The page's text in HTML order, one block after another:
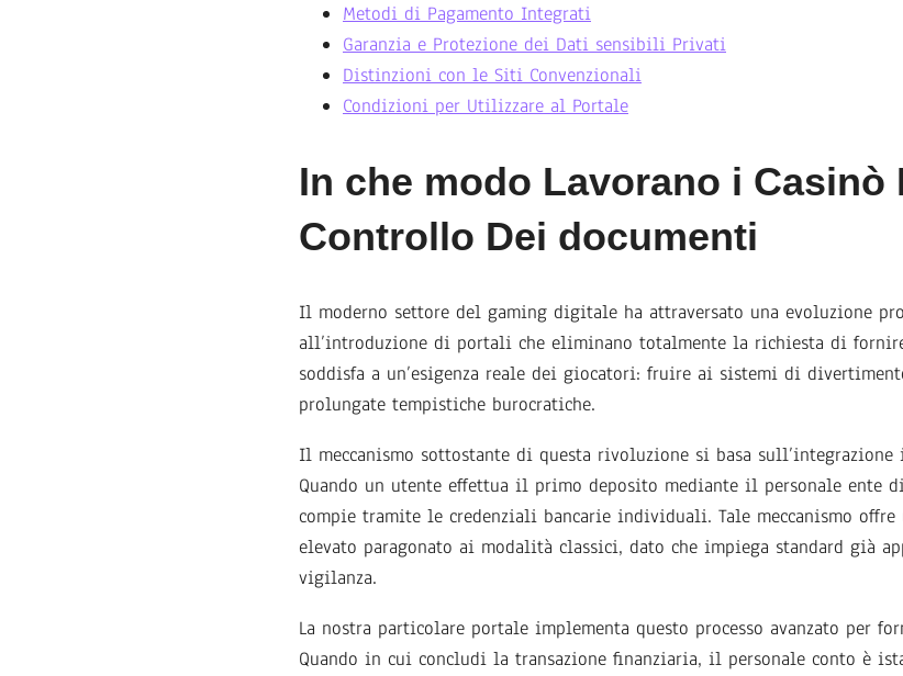
Metodi di Pagamento Integrati
Garanzia e Protezione dei Dati sensibili Privati
Distinzioni con le Siti Convenzionali
Condizioni per Utilizzare al Portale
In che modo Lavorano i Casinò
Controllo Dei documenti
Il moderno settore del gaming digitale ha attraversato una evoluzione
all’introduzione di portali che eliminano totalmente la richiesta di
soddisfa a un’esigenza reale dei giocatori: fruire ai sistemi di
prolungate tempistiche burocratiche.
Il meccanismo sottostante di questa rivoluzione si basa
Quando un utente effettua il primo deposito mediante il personale ente
compie tramite le credenziali bancarie individuali. Tale meccanismo
elevato paragonato ai modalità classici, dato che impiega standard già
vigilanza.
La nostra particolare portale implementa questo processo avanzato per
Quando in cui concludi la transazione finanziaria, il personale conto è